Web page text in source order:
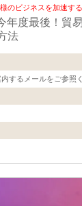
のビジネスを加速する
年度最後！貿
法
するメールをご参照